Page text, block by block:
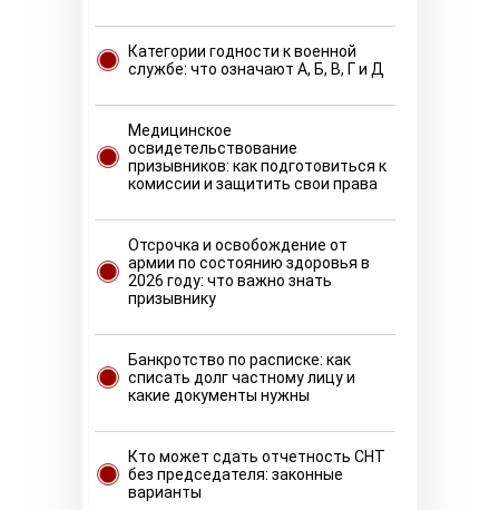
Категории годности к военной
службе: что означают А, Б, В, Г и Д
Медицинское
освидетельствование
призывников: как подготовиться к
комиссии и защитить свои права
Отсрочка и освобождение от
армии по состоянию здоровья в
2026 году: что важно знать
призывнику
Банкротство по расписке: как
списать долг частному лицу и
какие документы нужны
Кто может сдать отчетность СНТ
без председателя: законные
варианты